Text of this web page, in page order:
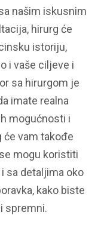
našim iskusnim
hirurg će
istoriju,
i vaše ciljeve i
sa hirurgom je
imate realna
mogućnosti i
će vam takođe
mogu koristiti
sa detaljima oko
kako biste
spremni.